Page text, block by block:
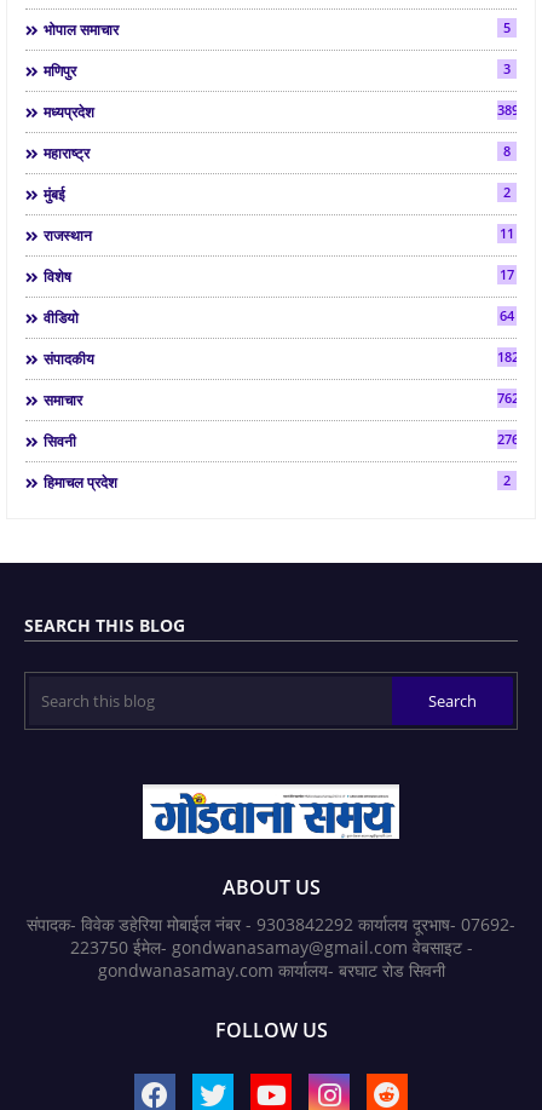
भोपाल समाचार 5
मणिपुर 3
मध्यप्रदेश 3892
महाराष्ट्र 8
मुंबई 2
राजस्थान 11
विशेष 17
वीडियो 64
संपादकीय 182
समाचार 7624
सिवनी 2763
हिमाचल प्रदेश 2
SEARCH THIS BLOG
ABOUT US
संपादक- विवेक डहेरिया मोबाईल नंबर - 9303842292 कार्यालय दूरभाष- 07692-
223750 ईमेल- gondwanasamay@gmail.com वेबसाइट -
gondwanasamay.com कार्यालय- बरघाट रोड सिवनी
FOLLOW US